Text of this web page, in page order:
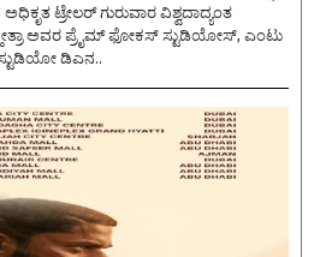
ಟ್ರೇಲರ್ ಗುರುವಾರ ವಿಶ್ವದಾದ್ಯಂತ
ಅವರ ಪ್ರೈಮ್ ಫೋಕಸ್ ಸ್ಟುಡಿಯೋಸ್, ಎಂಟು
ಡಿಎನ..